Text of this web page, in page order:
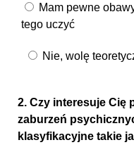
Mam pewne
tego uczyć
Nie, wolę
2. Czy interesuje Cię
zaburzeń
klasyfikacyjne takie